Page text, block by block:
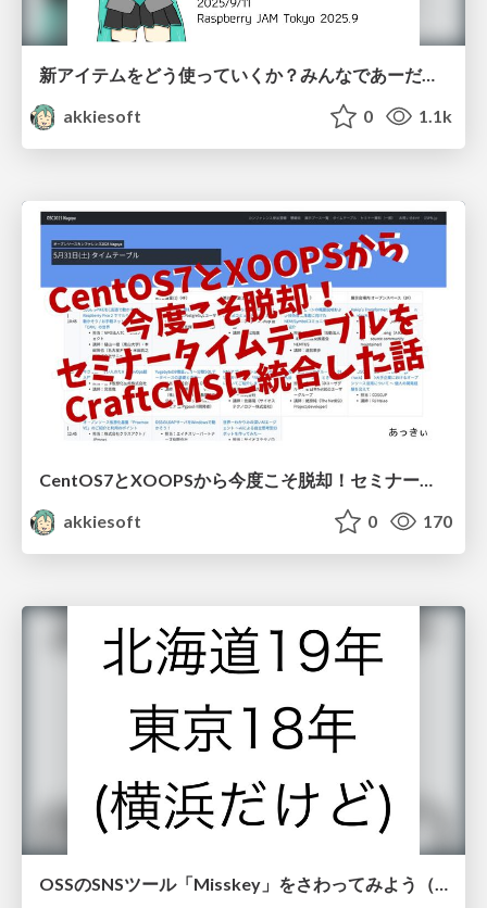
新アイテムをどう使っていくか？みんなであーだこーだ言ってみよう / 20250911-rpi-jam-tokyo
akkiesoft
0 1.1k
akkiesoft
0 170
OSSのSNSツール「Misskey」をさわってみよう（右下ワイプで私のOSCの20年を振り返ります） / 20250705-osc2025-do